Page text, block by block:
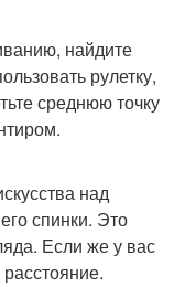
найдите
рулетку,
среднюю точку
над
спинки. Это
Если же у вас